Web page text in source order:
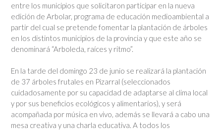
entre los municipios que solicitaron participar en la nueva
edición de Arbolar, programa de educación medioambiental a
partir del cual se pretende fomentar la plantación de árboles
en los distintos municipios de la provincia y que este año se
denominará “Arboleda, raíces y ritmo”.
En la tarde del domingo 23 de junio se realizará la plantación
de 37 árboles frutales en Pizarral (seleccionados
cuidadosamente por su capacidad de adaptarse al clima local
y por sus beneficios ecológicos y alimentarios), y será
acompañada por música en vivo, además se llevará a cabo una
mesa creativa y una charla educativa. A todos los